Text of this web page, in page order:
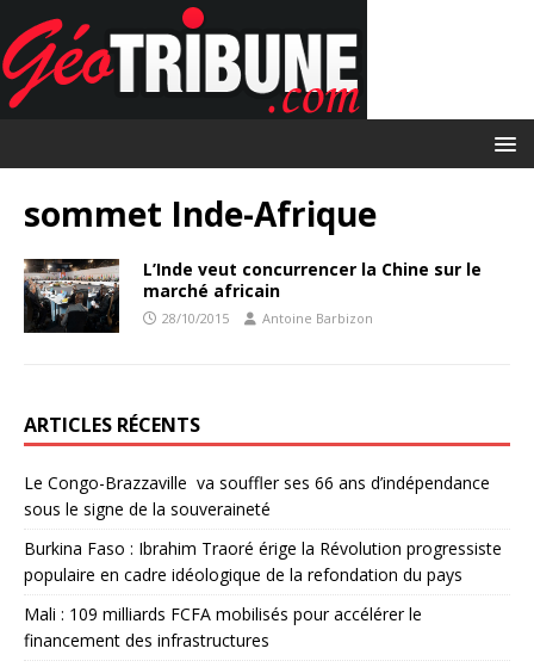
sommet Inde-Afrique
L’Inde veut concurrencer la Chine sur le
marché africain
28/10/2015 Antoine Barbizon
ARTICLES RÉCENTS
Le Congo-Brazzaville va souffler ses 66 ans d’indépendance
sous le signe de la souveraineté
Burkina Faso : Ibrahim Traoré érige la Révolution progressiste
populaire en cadre idéologique de la refondation du pays
Mali : 109 milliards FCFA mobilisés pour accélérer le
financement des infrastructures